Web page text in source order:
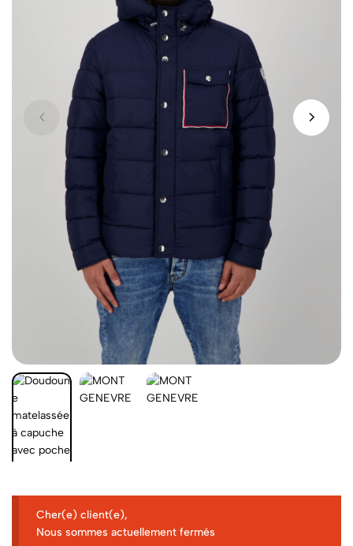
Cher(e) client(e),
Nous sommes actuellement fermés